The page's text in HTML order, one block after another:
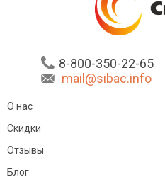
8-800-350-22-65
mail@sibac.info
О нас
Скидки
Отзывы
Блог